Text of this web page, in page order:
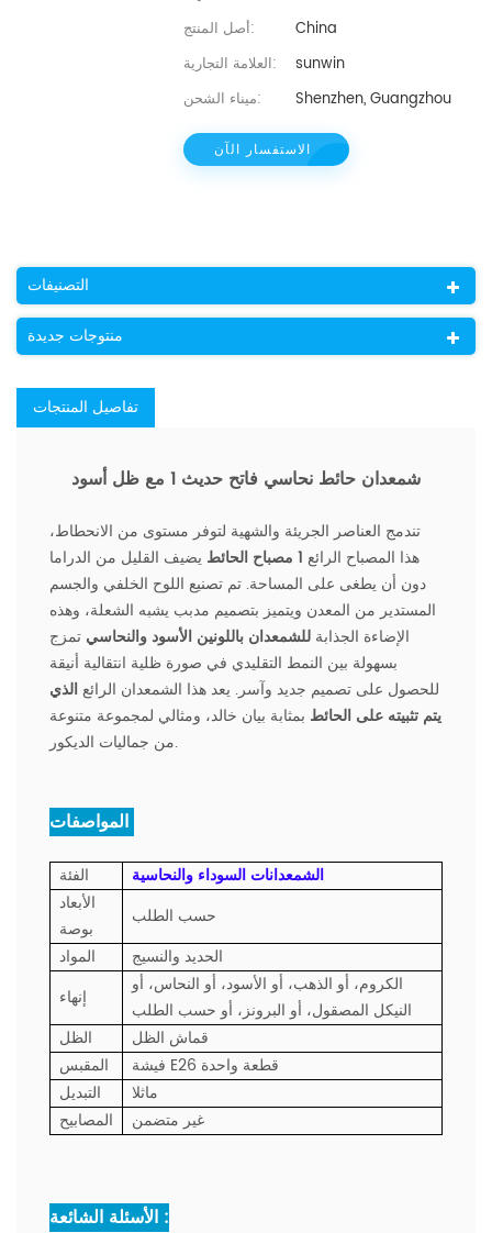
أصل المنتج:
China
العلامة التجارية:
sunwin
ميناء الشحن:
Shenzhen, Guangzhou
الاستفسار الآن
التصنيفات
منتوجات جديدة
تفاصيل المنتجات
شمعدان حائط نحاسي فاتح حديث 1 مع ظل أسود
تندمج العناصر الجريئة والشهية لتوفر مستوى من الانحطاط،
هذا المصباح الرائع 1 مصباح الحائط
يضيف القليل من الدراما
دون أن يطغى على المساحة. تم تصنيع اللوح الخلفي والجسم
المستدير من المعدن ويتميز بتصميم مدبب يشبه الشعلة، وهذه
الإضاءة الجذابة للشمعدان باللونين الأسود والنحاسي تمزج
بسهولة بين النمط التقليدي في صورة ظلية انتقالية أنيقة
للحصول على تصميم جديد وآسر. يعد هذا الشمعدان الرائعالذي
يتم تثبيته على الحائط بمثابة بيان خالد، ومثالي لمجموعة متنوعة
من جماليات الديكور.
الفئة
الشمعدانات السوداء والنحاسية
الأبعاد
بوصة
حسب الطلب
المواد
الحديد والنسيج
إنهاء
الكروم، أو الذهب، أو الأسود، أو النحاس، أو
النيكل المصقول، أو البرونز، أو حسب الطلب
الظل
قماش الظل
المقبس
فيشة E26 قطعة واحدة
التبديل
ماثلا
المصابيح
غير متضمن
الأسئلة الشائعة :